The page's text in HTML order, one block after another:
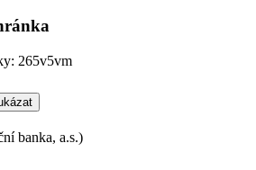
265v5vm
banka, a.s.)